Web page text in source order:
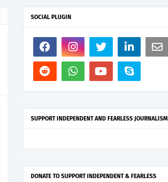
SOCIAL PLUGIN
SUPPORT INDEPENDENT AND FEARLESS JOURNALISM
DONATE TO SUPPORT INDEPENDENT & FEARLESS